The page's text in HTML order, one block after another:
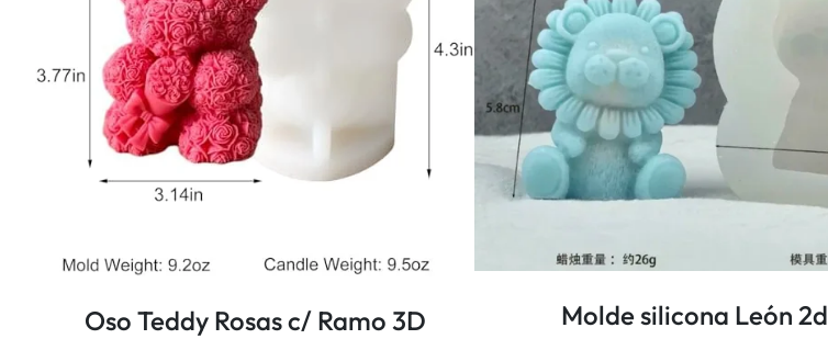
D
c
a
n
t
i
d
d
Oso Teddy Rosas c/ Ramo 3D Molde silicona León 2d